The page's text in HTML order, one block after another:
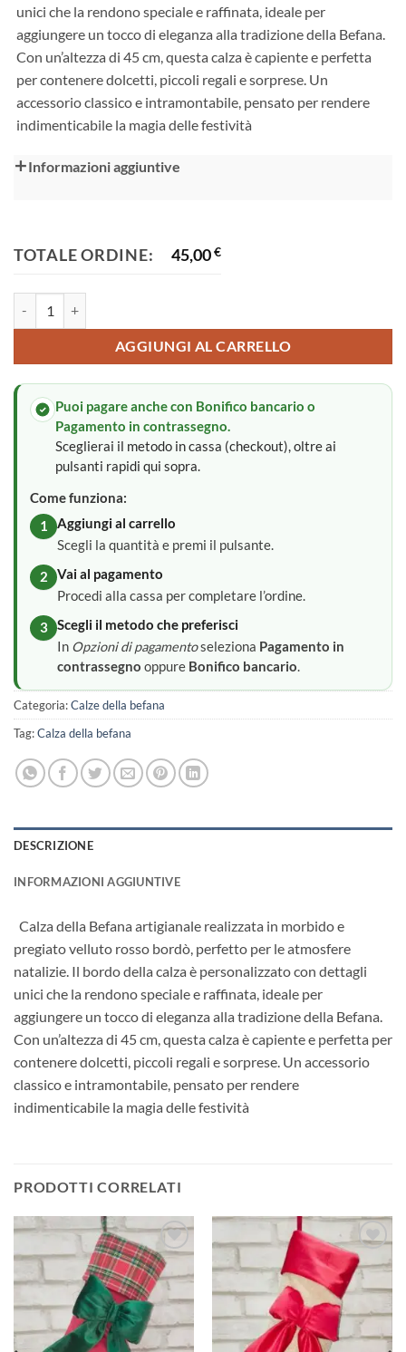
unici che la rendono speciale e raffinata, ideale per
aggiungere un tocco di eleganza alla tradizione della Befana.
Con un’altezza di 45 cm, questa calza è capiente e perfetta
per contenere dolcetti, piccoli regali e sorprese. Un
accessorio classico e intramontabile, pensato per rendere
indimenticabile la magia delle festività
Informazioni aggiuntive
TOTALE ORDINE: 45,00€
AGGIUNGI AL CARRELLO
Alternative:
Puoi pagare anche con Bonifico bancario o
Pagamento in contrassegno.
Sceglierai il metodo in cassa (checkout), oltre ai
pulsanti rapidi qui sopra.
Come funziona:
1
Aggiungi al carrello
Scegli la quantità e premi il pulsante.
2
Vai al pagamento
Procedi alla cassa per completare l’ordine.
3
Scegli il metodo che preferisci
In Opzioni di pagamentoseleziona Pagamento in
contrassegno oppure Bonifico bancario.
Categoria:Calze della befana
Tag:Calza della befana
DESCRIZIONE
INFORMAZIONI AGGIUNTIVE
Calza della Befana artigianale realizzata in morbido e
pregiato velluto rosso bordò, perfetto per le atmosfere
natalizie. Il bordo della calza è personalizzato con dettagli
unici che la rendono speciale e raffinata, ideale per
aggiungere un tocco di eleganza alla tradizione della Befana.
Con un’altezza di 45 cm, questa calza è capiente e perfetta per
contenere dolcetti, piccoli regali e sorprese. Un accessorio
classico e intramontabile, pensato per rendere
indimenticabile la magia delle festività
PRODOTTI CORRELATI
Aggiungi
alla lista
dei
desideri
Aggiungi
alla lista
dei
desideri